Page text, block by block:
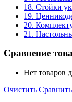
18. Стойки
19.
20.
21.
Сравнение
Нет товаров
Очистить Сравнить